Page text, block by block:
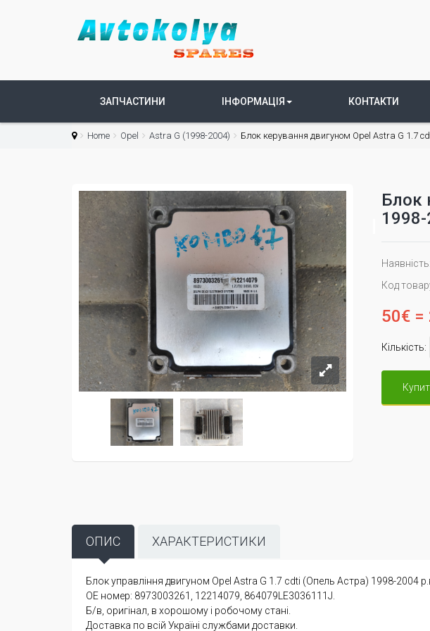
ЗАПЧАСТИНИ ІНФОРМАЦІЯ КОНТАКТИ
Home Opel Astra G (1998-2004) Блок керування двигуном Opel Astra G 1.7
Блок
Наявність:
Код
50€ =
Кількість:
ОПИС ХАРАКТЕРИСТИКИ
Блок управління двигуном Opel Astra G 1.7 cdti (Опель Астра) 1998-2004
OE номер: 8973003261, 12214079, 864079LE3036111J.
Б/в, оригінал, в хорошому і робочому стані.
Доставка по всій Україні службами доставки.